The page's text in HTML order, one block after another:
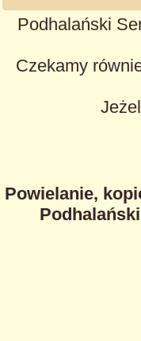
Podhalański
Czekamy
Powielanie,